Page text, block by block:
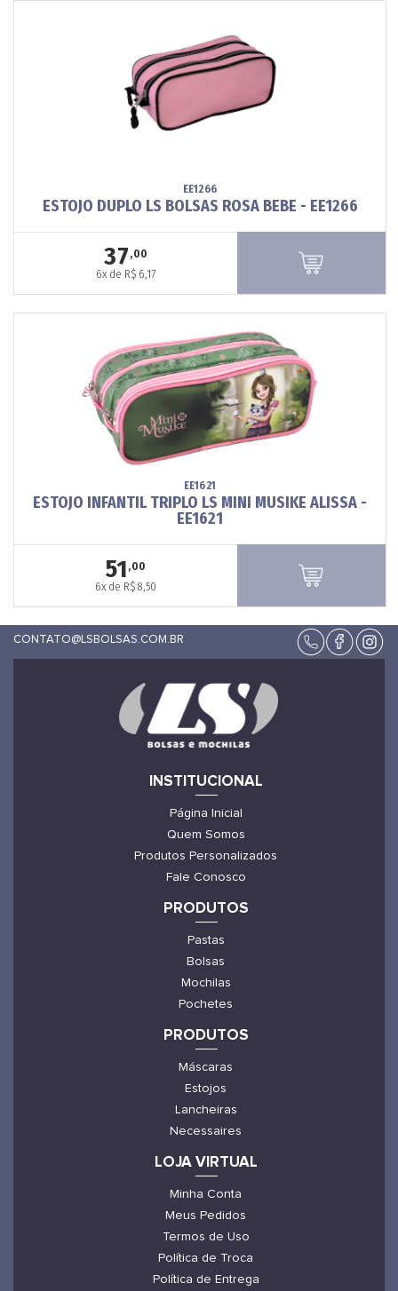
EE1266
ESTOJO DUPLO LS BOLSAS ROSA BEBE - EE1266
37 ,00
6x de R$ 6,17
EE1621
ESTOJO INFANTIL TRIPLO LS MINI MUSIKE ALISSA -
EE1621
51 ,00
6x de R$ 8,50
CONTATO@LSBOLSAS.COM.BR
INSTITUCIONAL
Página Inicial
Quem Somos
Produtos Personalizados
Fale Conosco
PRODUTOS
Pastas
Bolsas
Mochilas
Pochetes
PRODUTOS
Máscaras
Estojos
Lancheiras
Necessaires
LOJA VIRTUAL
Minha Conta
Meus Pedidos
Termos de Uso
Política de Troca
Política de Entrega